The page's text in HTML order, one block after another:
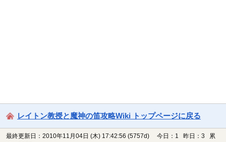
レイトン教授と魔神の笛攻略Wiki トップページに戻る
最終更新日：2010年11月04日 (木) 17:42:56 (5757d)
今日：1 昨日：3 累